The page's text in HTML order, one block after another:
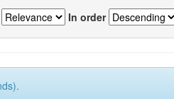
In order